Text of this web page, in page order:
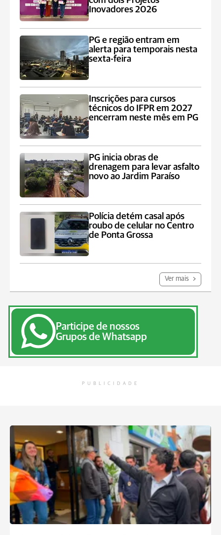
Inovadores 2026
PG e região entram em
alerta para temporais nesta
sexta-feira
Inscrições para cursos
técnicos do IFPR em 2027
encerram neste mês em PG
PG inicia obras de
drenagem para levar asfalto
novo ao Jardim Paraíso
Polícia detém casal após
roubo de celular no Centro
de Ponta Grossa
Ver mais
Participe de nossos
Grupos de Whatsapp
PUBLICIDADE